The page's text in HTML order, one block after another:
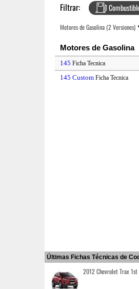
Filtrar:
Motores de Gasolina (2 Versiones)
Motores de Gasolina
145Ficha Tecnica
145 Custom Ficha Tecnica
Últimas Fichas Técnicas de
2012 Chevrolet Trax 1st